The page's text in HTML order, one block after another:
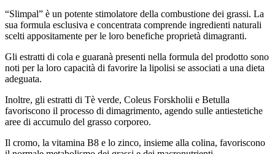
“Slimpal” è un potente stimolatore della combustione dei grassi. La
sua formula esclusiva e concentrata comprende ingredienti naturali
scelti appositamente per le loro benefiche proprietà dimagranti.
Gli estratti di cola e guaranà presenti nella formula del prodotto sono
noti per la loro capacità di favorire la lipolisi se associati a una dieta
adeguata.
Inoltre, gli estratti di Tè verde, Coleus Forskholii e Betulla
favoriscono il processo di dimagrimento, agendo sulle antiestetiche
aree di accumulo del grasso corporeo.
Il cromo, la vitamina B8 e lo zinco, insieme alla colina, favoriscono